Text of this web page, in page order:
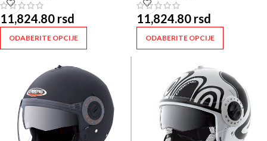
11,824.80 rsd
ODABERITE OPCIJE
11,824.80 rsd
ODABERITE OPCIJE